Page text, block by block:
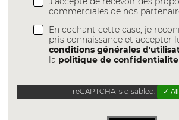
commerciales de nos
En cochant cette case, je
pris connaissance et accepter
conditions générales
la politique de confidentialite
reCAPTCHA is disabled. ✓